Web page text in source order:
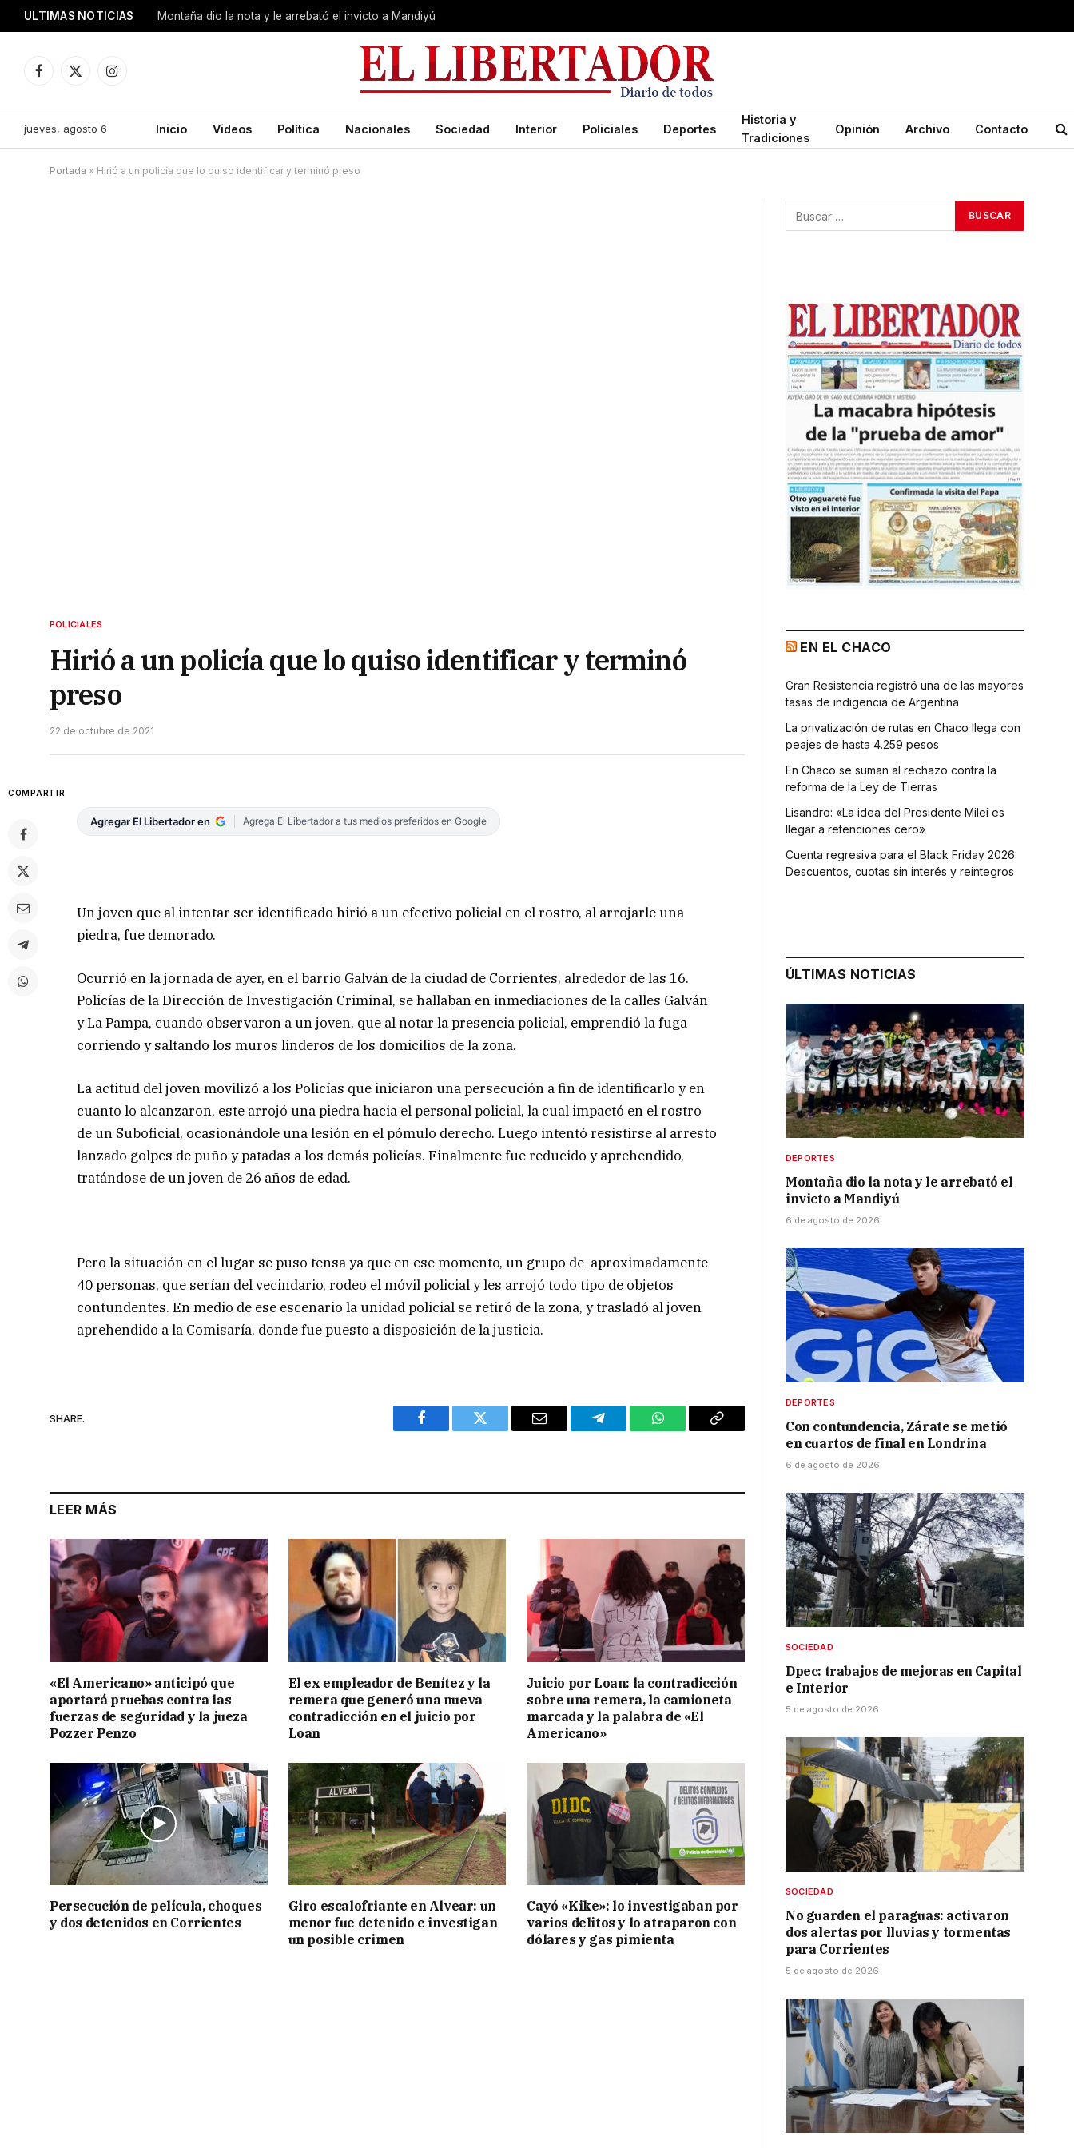
ULTIMAS NOTICIAS Montaña dio la nota y le arrebató el invicto a Mandiyú
Facebook
X
Instagram
jueves, agosto 6 Inicio Videos Política Nacionales Sociedad Interior Policiales Deportes
Historia y
Tradiciones
Opinión Archivo Contacto
Portada » Hirió a un policía que lo quiso identificar y terminó preso
POLICIALES
Hirió a un policía que lo quiso identificar y terminó
preso
22 de octubre de 2021
COMPARTIR
Agregar El Libertador en Agrega El Libertador a tus medios preferidos en Google
Un joven que al intentar ser identificado hirió a un efectivo policial en el rostro, al arrojarle una
piedra, fue demorado.
Ocurrió en la jornada de ayer, en el barrio Galván de la ciudad de Corrientes, alrededor de las 16.
Policías de la Dirección de Investigación Criminal, se hallaban en inmediaciones de la calles Galván
y La Pampa, cuando observaron a un joven, que al notar la presencia policial, emprendió la fuga
corriendo y saltando los muros linderos de los domicilios de la zona.
La actitud del joven movilizó a los Policías que iniciaron una persecución a fin de identificarlo y en
cuanto lo alcanzaron, este arrojó una piedra hacia el personal policial, la cual impactó en el rostro
de un Suboficial, ocasionándole una lesión en el pómulo derecho. Luego intentó resistirse al arresto
lanzado golpes de puño y patadas a los demás policías. Finalmente fue reducido y aprehendido,
tratándose de un joven de 26 años de edad.
Pero la situación en el lugar se puso tensa ya que en ese momento, un grupo de aproximadamente
40 personas, que serían del vecindario, rodeo el móvil policial y les arrojó todo tipo de objetos
contundentes. En medio de ese escenario la unidad policial se retiró de la zona, y trasladó al joven
aprehendido a la Comisaría, donde fue puesto a disposición de la justicia.
SHARE.
Facebook Twitter Email Telegram WhatsAppCopy
LEER MÁS
«El Americano» anticipó que
aportará pruebas contra las
fuerzas de seguridad y la jueza
Pozzer Penzo
El ex empleador de Benítez y la
remera que generó una nueva
contradicción en el juicio por
Loan
Juicio por Loan: la contradicción
sobre una remera, la camioneta
marcada y la palabra de «El
Americano»
Persecución de película, choques
y dos detenidos en Corrientes
Giro escalofriante en Alvear: un
menor fue detenido e investigan
un posible crimen
Cayó «Kike»: lo investigaban por
varios delitos y lo atraparon con
dólares y gas pimienta
EN EL CHACO
Gran Resistencia registró una de las mayores
tasas de indigencia de Argentina
La privatización de rutas en Chaco llega con
peajes de hasta 4.259 pesos
En Chaco se suman al rechazo contra la
reforma de la Ley de Tierras
Lisandro: «La idea del Presidente Milei es
llegar a retenciones cero»
Cuenta regresiva para el Black Friday 2026:
Descuentos, cuotas sin interés y reintegros
ÚLTIMAS NOTICIAS
DEPORTES
Montaña dio la nota y le arrebató el
invicto a Mandiyú
6 de agosto de 2026
DEPORTES
Con contundencia, Zárate se metió
en cuartos de final en Londrina
6 de agosto de 2026
SOCIEDAD
Dpec: trabajos de mejoras en Capital
e Interior
5 de agosto de 2026
SOCIEDAD
No guarden el paraguas: activaron
dos alertas por lluvias y tormentas
para Corrientes
5 de agosto de 2026